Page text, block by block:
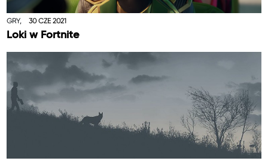
GRY, 30 CZE 2021
Loki w Fortnite